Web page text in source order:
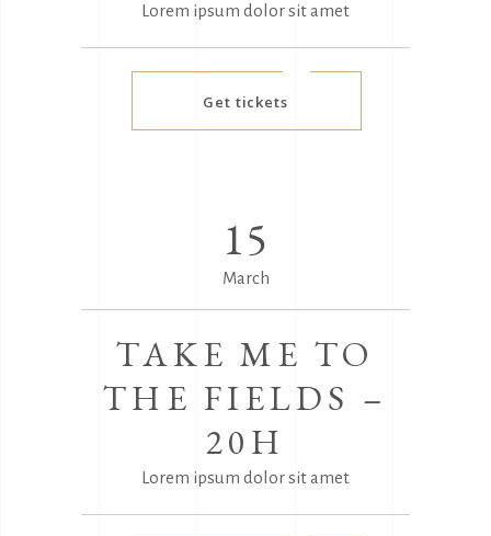
Lorem ipsum dolor sit amet
Get tickets
15
March
TAKE ME TO
THE FIELDS –
20H
Lorem ipsum dolor sit amet